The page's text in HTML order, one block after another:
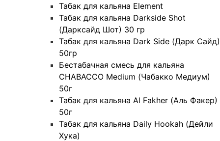
Табак для кальяна Element
Табак для кальяна Darkside Shot
(Дарксайд Шот) 30 гр
Табак для кальяна Dark Side (Дарк Сайд)
50гр
Бестабачная смесь для кальяна
CHABACCO Medium (Чабакко Медиум)
50г
Табак для кальяна Al Fakher (Аль Факер)
50г
Табак для кальяна Daily Hookah (Дейли
Хука)